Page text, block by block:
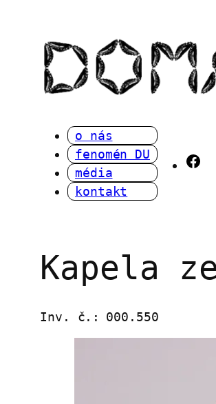
o nás
fenomén DU
média
kontakt
Kapela
Inv. č.: 000.550